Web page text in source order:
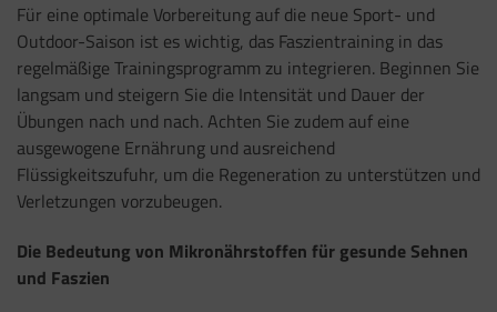
Für eine optimale Vorbereitung auf die neue Sport- und
Outdoor-Saison ist es wichtig, das Faszientraining in das
regelmäßige Trainingsprogramm zu integrieren. Beginnen Sie
langsam und steigern Sie die Intensität und Dauer der
Übungen nach und nach. Achten Sie zudem auf eine
ausgewogene Ernährung und ausreichend
Flüssigkeitszufuhr, um die Regeneration zu unterstützen und
Verletzungen vorzubeugen.
Die Bedeutung von Mikronährstoffen für gesunde Sehnen
und Faszien